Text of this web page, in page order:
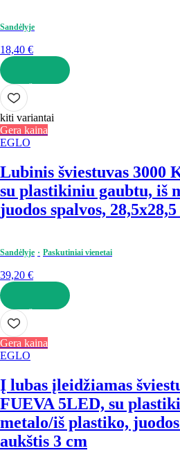
Sandėlyje
18,40 €
Į KREPŠELĮ
kiti variantai
Gera kaina
EGLO
Lubinis šviestuvas 3000
su plastikiniu gaubtu, iš
juodos spalvos,
Sandėlyje Paskutiniai vienetai
39,20 €
Į KREPŠELĮ
Gera kaina
EGLO
Į lubas įleidžiamas
FUEVA 5LED, su
metalo/iš plastiko,
aukštis 3 cm